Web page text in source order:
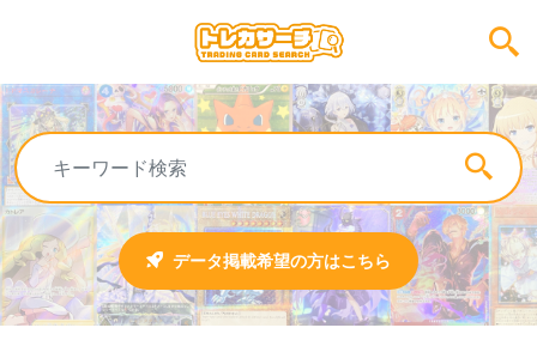
データ掲載希望の方はこちら